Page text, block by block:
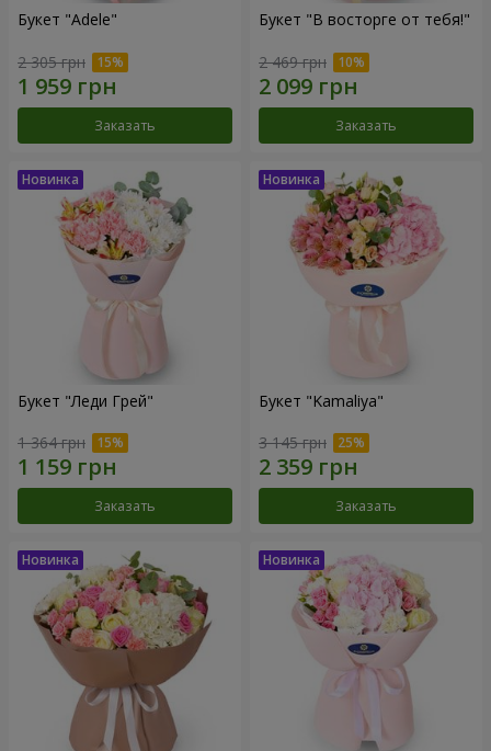
Букет "Adele"
2 305 грн
Заказать
Букет "В восторге от тебя!"
2 469 грн
Заказать
Букет "Леди Грей"
1 364 грн
Заказать
Букет "Kamaliya"
3 145 грн
Заказать